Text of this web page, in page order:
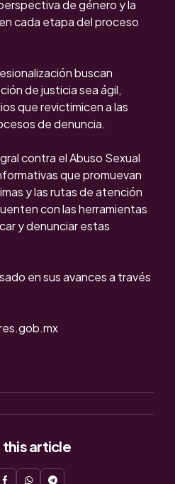
de género y la
cada etapa del proceso
buscan
de justicia sea ágil,
que revictimicen a las
de denuncia.
contra el Abuso Sexual
que promuevan
y las rutas de atención
con las herramientas
y denunciar estas
en sus avances a través
this article